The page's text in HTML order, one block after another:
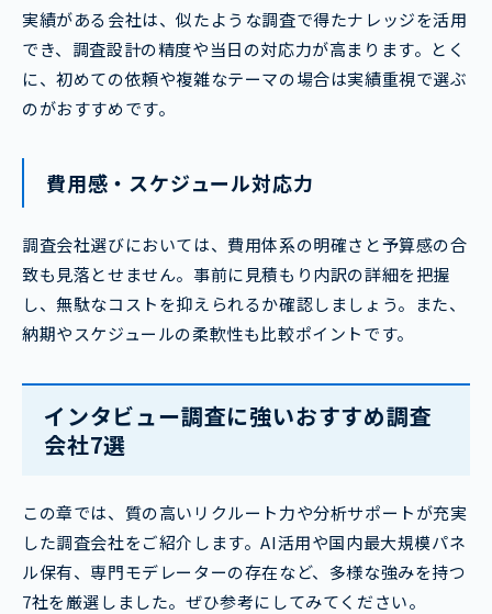
実績がある会社は、似たような調査で得たナレッジを活用
でき、調査設計の精度や当日の対応力が高まります。とく
に、初めての依頼や複雑なテーマの場合は実績重視で選ぶ
のがおすすめです。
費用感・スケジュール対応力
調査会社選びにおいては、費用体系の明確さと予算感の合
致も見落とせません。事前に見積もり内訳の詳細を把握
し、無駄なコストを抑えられるか確認しましょう。また、
納期やスケジュールの柔軟性も比較ポイントです。
インタビュー調査に強いおすすめ調査
会社7選
この章では、質の高いリクルート力や分析サポートが充実
した調査会社をご紹介します。AI活用や国内最大規模パネ
ル保有、専門モデレーターの存在など、多様な強みを持つ
7社を厳選しました。ぜひ参考にしてみてください。